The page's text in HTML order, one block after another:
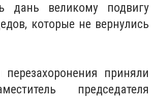
дань великому подвигу
которые не вернулись
приняли
председателя